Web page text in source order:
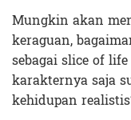
Mungkin akan
keraguan,
sebagai slice of
karakternya saja
kehidupan